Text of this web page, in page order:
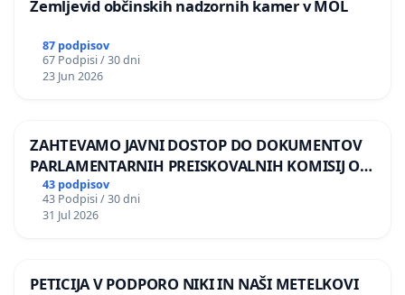
Zemljevid občinskih nadzornih kamer v MOL
87 podpisov
67 Podpisi / 30 dni
23 Jun 2026
ZAHTEVAMO JAVNI DOSTOP DO DOKUMENTOV
PARLAMENTARNIH PREISKOVALNIH KOMISIJ O
ILEGALNI TRGOVINI Z OROŽJEM
43 podpisov
43 Podpisi / 30 dni
31 Jul 2026
PETICIJA V PODPORO NIKI IN NAŠI METELKOVI